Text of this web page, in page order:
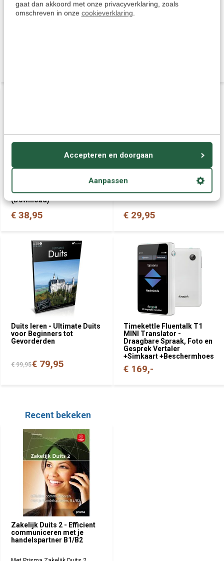
gaat dan akkoord met onze privacyverklaring, zoals
omschreven in onze cookieverklaring.
Accepteren en doorgaan
Aanpassen
Zaken en Business
(Download)
€ 38,95
Zakelijk Duits leren -
Cursus Business Duits
€ 29,95
Duits leren - Ultimate Duits
voor Beginners tot
Gevorderden
€ 99,95€ 79,95
Timekettle Fluentalk T1
MINI Translator -
Draagbare Spraak, Foto en
Gesprek Vertaler
+Simkaart +Beschermhoes
€ 169,-
Recent bekeken
Zakelijk Duits 2 - Efficient
communiceren met je
handelspartner B1/B2